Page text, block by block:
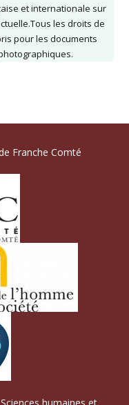
et internationale sur
les droits de
pour les documents
Franche Comté
humaines et